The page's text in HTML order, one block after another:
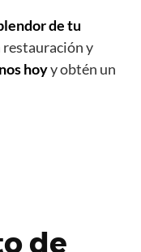
de tu
restauración y
hoyy obtén un
de